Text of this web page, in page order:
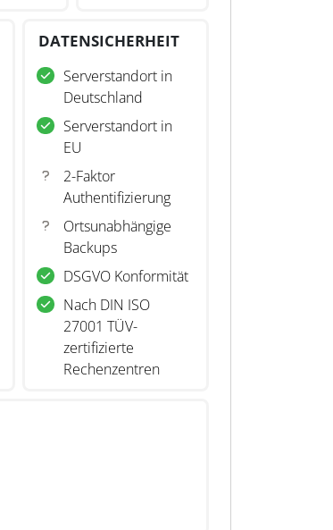
DATENSICHERHEIT
Serverstandort in
Deutschland
Serverstandort in
EU
2-Faktor
Authentifizierung
Ortsunabhängige
Backups
DSGVO Konformität
Nach DIN ISO
27001 TÜV-
zertifizierte
Rechenzentren